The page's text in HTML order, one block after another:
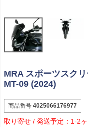
MRA スポーツスク
MT-09 (2024)
商品番号 4025066176977
1-2ヶ